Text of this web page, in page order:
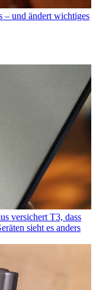
– und ändert wichtiges
versichert T3, dass
sieht es anders